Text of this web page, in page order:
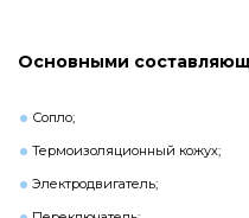
Основными
Сопло;
Термоизоляционный кожух;
Электродвигатель;